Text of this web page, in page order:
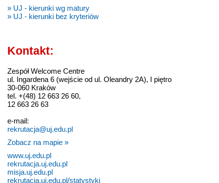
» UJ - kierunki wg matury
» UJ - kierunki bez kryteriów
Kontakt:
Zespół Welcome Centre
ul. Ingardena 6 (wejście od ul. Oleandry 2A), I piętro
30-060 Kraków
tel. +(48) 12 663 26 60,
12 663 26 63
e-mail:
rekrutacja@uj.edu.pl
Zobacz na mapie »
www.uj.edu.pl
rekrutacja.uj.edu.pl
misja.uj.edu.pl
rekrutacja.uj.edu.pl/statystyki